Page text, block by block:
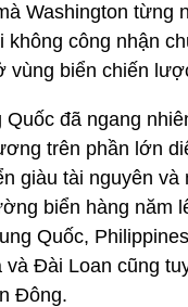
Washington từng
không công nhận
vùng biển chiến
Quốc đã ngang
trên phần lớn
giàu tài nguyên và
biển hàng năm
Quốc,
và Đài Loan cũng
Đông.